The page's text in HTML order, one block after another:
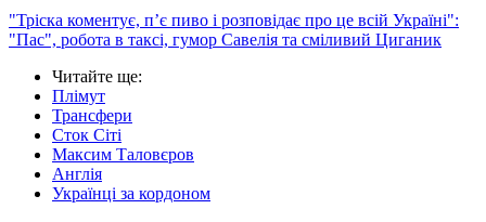
"Тріска коментує, п’є пиво і розповідає про це всій Україні":
"Пас", робота в таксі, гумор Савелія та сміливий Циганик
Читайте ще:
Плімут
Трансфери
Сток Сіті
Максим Таловєров
Англія
Українці за кордоном